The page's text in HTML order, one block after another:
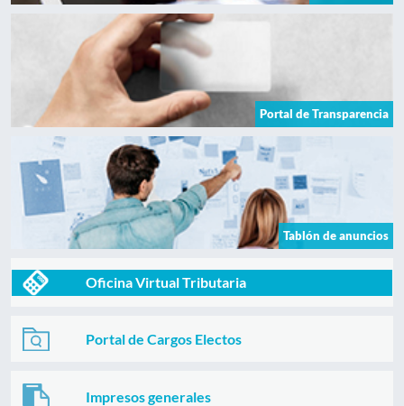
Portal de Transparencia
Tablón de anuncios
Oficina Virtual Tributaria
Portal de Cargos Electos
Impresos generales